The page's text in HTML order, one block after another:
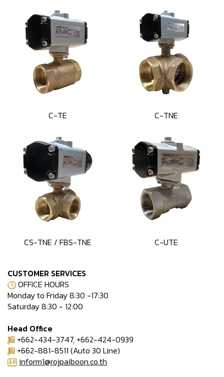
C-TE C-TNE
CS-TNE / FBS-TNE C-UTE
CUSTOMER SERVICES
OFFICE HOURS
Monday to Friday 8:30 -17:30
Saturday 8:30 - 12:00
Head Office
+662-434-3747, +662-424-0939
+662-881-8511 (Auto 30 Line)
inform1@rojpaiboon.co.th